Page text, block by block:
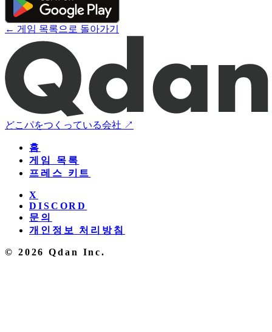
← 게임 목록으로 돌아가기
どこパをつくっている会社 ↗
홈
게임 목록
프레스 키트
X
DISCORD
문의
개인정보 처리방침
© 2026 Qdan Inc.